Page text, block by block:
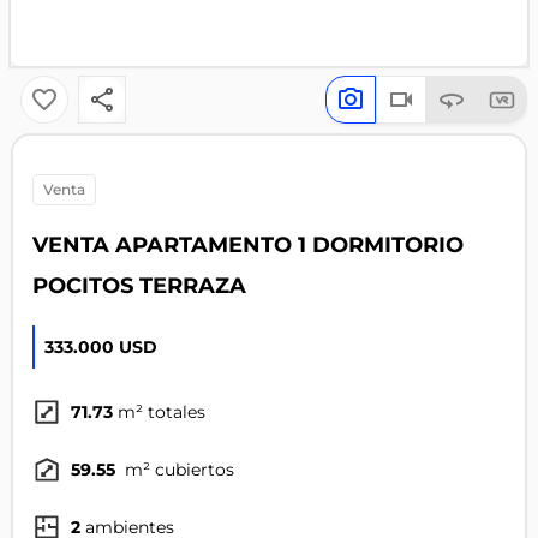
venta
VENTA APARTAMENTO 1 DORMITORIO
POCITOS TERRAZA
333.000 USD
71.73 m² totales
59.55 m² cubiertos
2 ambientes